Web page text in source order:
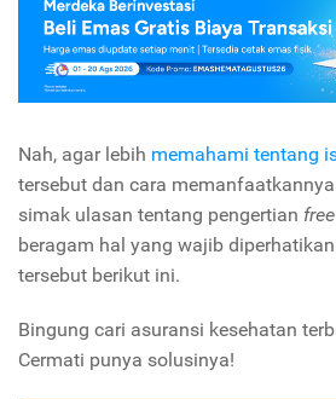
Nah, agar lebih memahami tentang
tersebut dan cara
simak ulasan tentang pengertian
beragam hal yang wajib
tersebut berikut ini.
Bingung cari asuransi kesehatan
Cermati punya solusinya!